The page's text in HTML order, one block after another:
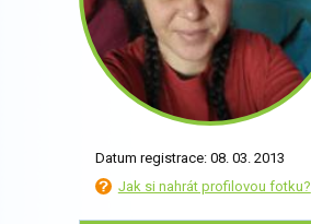
Datum registrace: 08. 03. 2013
Jak si nahrát profilovou fotku?